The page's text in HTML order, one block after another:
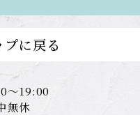
に戻る
～19:00
無休